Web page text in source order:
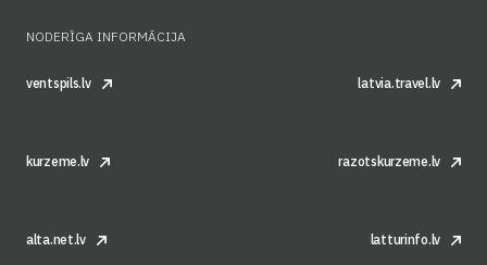
NODERĪGA INFORMĀCIJA
ventspils.lv latvia.travel.lv
kurzeme.lv razotskurzeme.lv
alta.net.lv latturinfo.lv